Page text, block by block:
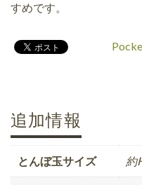
すめです。
追加情報
とんぼ玉サイズ 約